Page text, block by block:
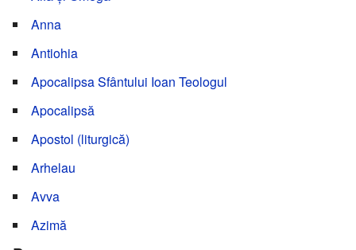
Anna
Antiohia
Apocalipsa Sfântului Ioan Teologul
Apocalipsă
Apostol (liturgică)
Arhelau
Avva
Azimă